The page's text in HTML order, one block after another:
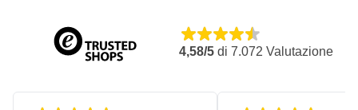
4,58/5 di 7.072 Valutazione